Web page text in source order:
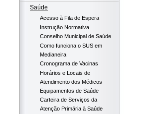
Saúde
Acesso à Fila de Espera
Instrução Normativa
Conselho Municipal de Saúde
Como funciona o SUS em
Medianeira
Cronograma de Vacinas
Horários e Locais de
Atendimento dos Médicos
Equipamentos de Saúde
Carteira de Serviços da
Atenção Primária à Saúde